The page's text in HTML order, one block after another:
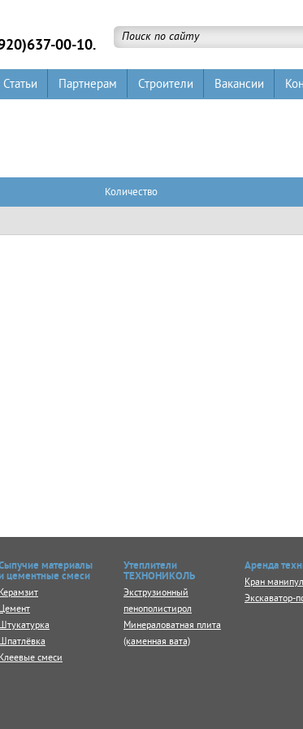
00-10.
Статьи Партнерам Строители Вакансии
Количество
материалы
цементные смеси
Керамзит
Цемент
Штукатурка
Шпатлёвка
Клеевые смеси
Утеплители
ТЕХНОНИКОЛЬ
Экструзионный
пенополистирол
Минераловатная плита
(каменная вата)
Аренда
Кран
Экскаватор-